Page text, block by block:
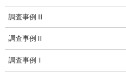
お知らせ
いじめ相談
子供の虐待
調査事例Ⅲ
調査事例Ⅱ
調査事例Ⅰ